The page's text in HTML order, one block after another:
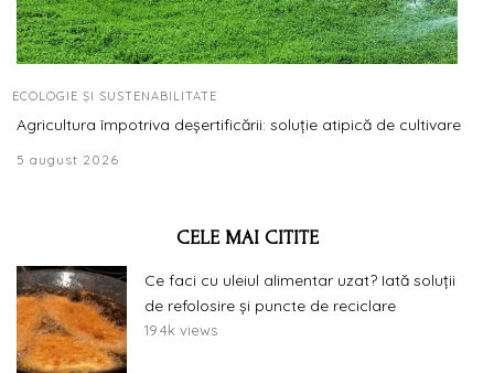
ECOLOGIE ȘI SUSTENABILITATE
Agricultura împotriva deșertificării: soluție atipică de cultivare
5 august 2026
CELE MAI CITITE
Ce faci cu uleiul alimentar uzat? Iată soluții
de refolosire și puncte de reciclare
19.4k views